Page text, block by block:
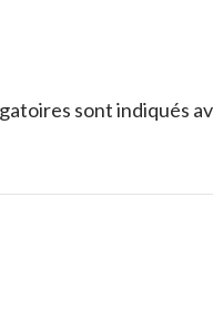
sont indiqués